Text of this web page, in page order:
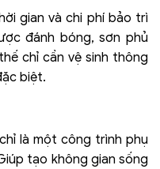
gian và chi phí bảo trì
đánh bóng, sơn phủ
chỉ cần vệ sinh thông
biệt.
là một công trình phụ
tạo không gian sống